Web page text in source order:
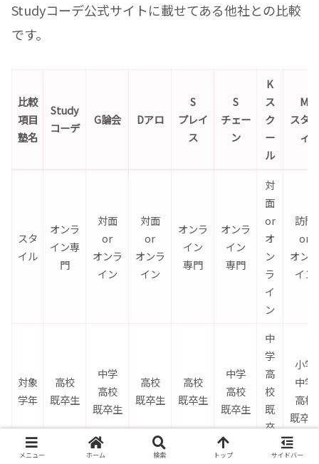
Studyコーデ公式サイトに載せてある他社との比較
です。
比較
項目
塾名
Study
コーデ
G論会 Dアロ
S
プレイ
ス
S
チェー
ン
K
ス
ク
ー
ル
M
スタデ
ィ
スタ
イル
オンラ
イン専
門
対面
or
オンラ
イン
対面
or
オンラ
イン
オンラ
イン
専門
オンラ
イン
専門
対
面
or
オ
ン
ラ
イ
ン
訪問
or
オンラ
イン
対象
学年
高校
既卒生
中学
高校
既卒生
高校
既卒生
高校
既卒生
中学
高校
既卒生
中
学
高
校
既
卒
小学
中学
高校
既卒生
メニュー ホーム 検索 トップ サイドバー